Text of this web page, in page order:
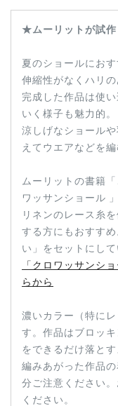
★ムーリットが試
夏のショールにお
伸縮性がなくハリ
完成した作品は使
いく様子も魅力的。
涼しげなショール
えてウエアなどを
ムーリットの書籍
ワッサンショール
リネンのレース糸
する方にもおすす
い」をセットにして
「クロワッサンシ
らから
濃いカラー（特に
す。作品はブロッ
をできるだけ落と
編みあがった作品
分ご注意ください
ください。